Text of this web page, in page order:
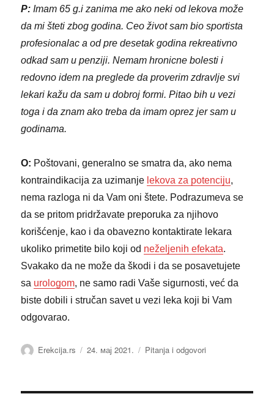
P: Imam 65 g.i zanima me ako neki od lekova može
da mi šteti zbog godina. Ceo život sam bio sportista
profesionalac a od pre desetak godina rekreativno
odkad sam u penziji. Nemam hronicne bolesti i
redovno idem na preglede da proverim zdravlje svi
lekari kažu da sam u dobroj formi. Pitao bih u vezi
toga i da znam ako treba da imam oprez jer sam u
godinama.
O: Poštovani, generalno se smatra da, ako nema
kontraindikacija za uzimanje lekova za potenciju,
nema razloga ni da Vam oni štete. Podrazumeva se
da se pritom pridržavate preporuka za njihovo
korišćenje, kao i da obavezno kontaktirate lekara
ukoliko primetite bilo koji od neželjenih efekata.
Svakako da ne može da škodi i da se posavetujete
sa urologom, ne samo radi Vaše sigurnosti, već da
biste dobili i stručan savet u vezi leka koji bi Vam
odgovarao.
Аутор
Erekcija.rs Објављено
24. мај 2021. Категорије
Pitanja i odgovori